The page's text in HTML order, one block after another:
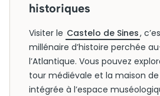
historiques
Visiter le Castelo de Sines,
millénaire d’histoire perchée
l’Atlantique. Vous pouvez
tour médiévale et la maison
intégrée à l’espace